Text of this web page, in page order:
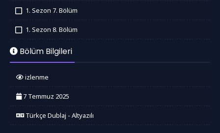
1. Sezon 7. Bölüm
1. Sezon 8. Bölüm
Bölüm Bilgileri
izlenme
7 Temmuz 2025
Türkçe Dublaj - Altyazılı